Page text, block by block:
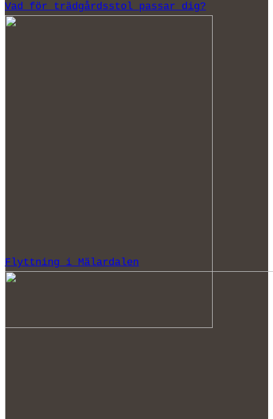
Vad för trädgårdsstol passar dig?
Flyttning i Mälardalen